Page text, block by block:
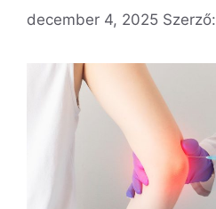
december 4, 2025 Szerző: